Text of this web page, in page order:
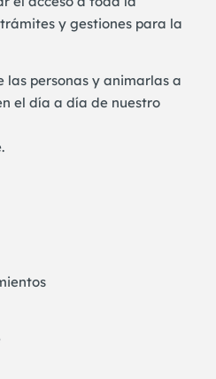
y gestiones para la
las personas y animarlas a
el día a día de nuestro